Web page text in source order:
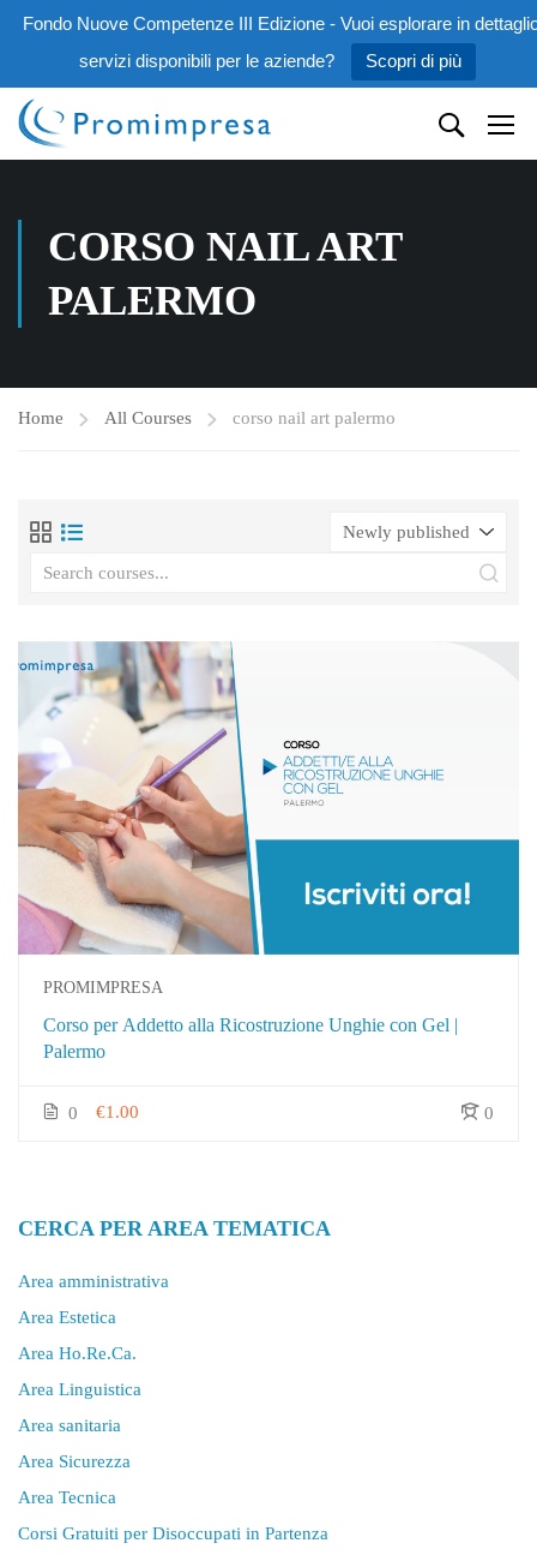
Fondo Nuove Competenze III Edizione - Vuoi esplorare in
servizi disponibili per le aziende?
Scopri di più
CORSO NAIL ART
PALERMO
Home All Courses corso nail art palermo
PROMIMPRESA
Corso per Addetto alla Ricostruzione Unghie con Gel |
Palermo
0 0
€1.00
CERCA PER AREA TEMATICA
Area amministrativa
Area Estetica
Area Ho.Re.Ca.
Area Linguistica
Area sanitaria
Area Sicurezza
Area Tecnica
Corsi Gratuiti per Disoccupati in Partenza